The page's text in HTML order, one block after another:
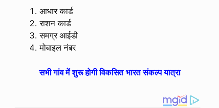
आधार कार्ड
राशन कार्ड
समग्र आईडी
मोबाइल नंबर
सभी गांव में शुरू होगी विकसित भारत संकल्प यात्रा